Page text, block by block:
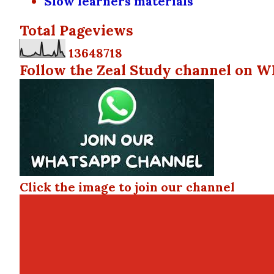
Total Pageviews
13648718
Follow the Zeal Study channel on
Click the image to join our channel